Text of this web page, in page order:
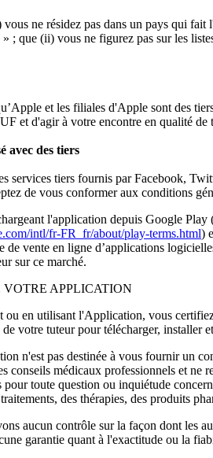
ne résidez pas dans un pays qui
; que (ii) vous ne figurez pas sur les
et les filiales d'Apple sont des
et d'agir à votre encontre en qualité de
avec des tiers
services tiers fournis par Facebook,
de vous conformer aux conditions
l'application depuis Google Play
intl/fr-FR_fr/about/play-terms.html)
vente en ligne d’applications
sur ce marché.
APPLICATION
ou en utilisant l'Application, vous
de votre tuteur pour télécharger, installer
n'est pas destinée à vous fournir un
conseils médicaux professionnels et
toute question ou inquiétude
des thérapies, des produits
aucun contrôle sur la façon dont les
garantie quant à l'exactitude ou la